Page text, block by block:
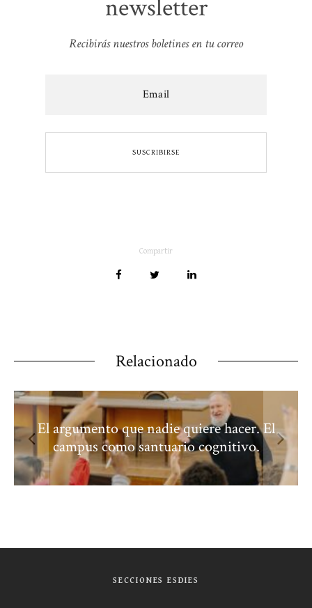
newsletter
Recibirás nuestros boletines en tu correo
Compartir
Relacionado
El argumento que nadie quiere hacer. El
campus como santuario cognitivo.
SECCIONES ESDIES